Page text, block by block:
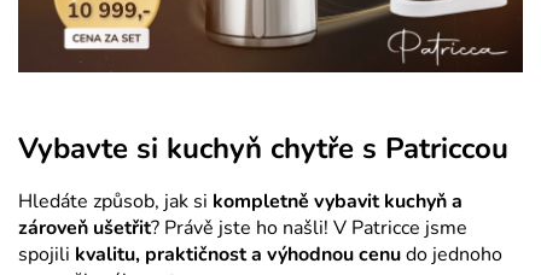
Vybavte si kuchyň chytře s Patriccou
Hledáte způsob, jak si kompletně vybavit kuchyň a
zároveň ušetřit? Právě jste ho našli! V Patricce jsme
spojili kvalitu, praktičnost a výhodnou cenudo jednoho